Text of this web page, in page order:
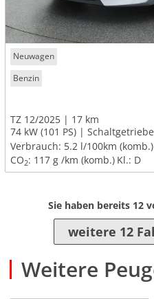
Neuwagen
Benzin
TZ 12/2025
17 km
74 kW (101 PS)
Schaltgetriebe
Verbrauch: 5.2 l/100km (komb.)
CO2: 117 g /km (komb.) Kl.: D
Sie haben bereits 12
weitere 12
Weitere